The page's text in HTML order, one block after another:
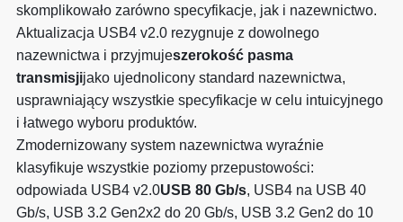
skomplikowało zarówno specyfikacje, jak i nazewnictwo.
Aktualizacja USB4 v2.0 rezygnuje z dowolnego
nazewnictwa i przyjmujeszerokość pasma
transmisjijako ujednolicony standard nazewnictwa,
usprawniający wszystkie specyfikacje w celu intuicyjnego
i łatwego wyboru produktów.
Zmodernizowany system nazewnictwa wyraźnie
klasyfikuje wszystkie poziomy przepustowości:
odpowiada USB4 v2.0USB 80 Gb/s, USB4 na USB 40
Gb/s, USB 3.2 Gen2x2 do 20 Gb/s, USB 3.2 Gen2 do 10